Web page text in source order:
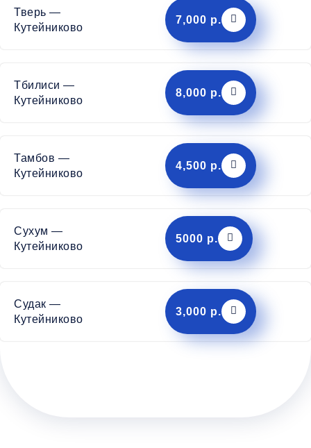
Тверь —
Кутейниково
7,000 р.
Тбилиси —
Кутейниково
8,000 р.
Тамбов —
Кутейниково
4,500 р.
Сухум —
Кутейниково
5000 р.
Судак —
Кутейниково
3,000 р.